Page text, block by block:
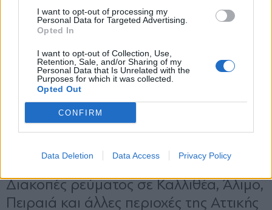
I want to opt-out of processing my
Personal Data for Targeted Advertising.
Opted In
I want to opt-out of Collection, Use,
Retention, Sale, and/or Sharing of my
Personal Data that Is Unrelated with the
Purposes for which it was collected.
Opted Out
CONFIRM
Data Deletion Data Access Privacy Policy
X